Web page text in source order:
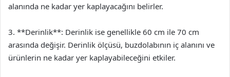
alanında ne kadar yer kaplayacağını belirler.
3. **Derinlik**: Derinlik ise genellikle 60 cm ile 70 cm
arasında değişir. Derinlik ölçüsü, buzdolabının iç alanını ve
ürünlerin ne kadar yer kaplayabileceğini etkiler.